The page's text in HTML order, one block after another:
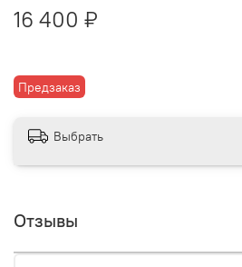
Предзаказ
16 400 ₽
Выбрать
Отзывы